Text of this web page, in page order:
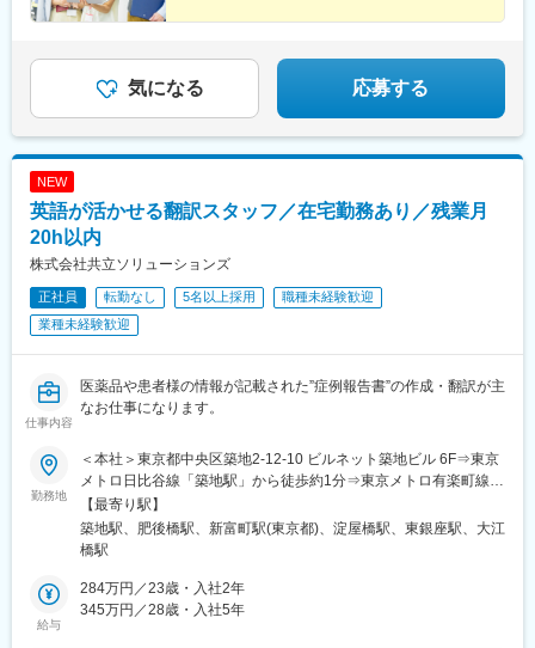
の一環として、本人の希望・適性に応じて他拠点での勤務の可能
気になる 応募する
NEW
英語が活かせる翻訳スタッフ／在宅勤務あり／残業月
20h以内
株式会社共立ソリューションズ
正社員 転勤なし 5名以上採用
職種未経験歓迎
業種未経験歓迎
仕事内容
医薬品や患者様の情報が記載された”症例報告書”の作成・翻訳が主
なお仕事になります。
勤務地
＜本社＞東京都中央区築地2-12-10 ビルネット築地ビル 6F⇒東京
メトロ日比谷線「築地駅」から徒歩約1分⇒東京メトロ有楽町線
「新富町駅」から徒歩4分 ⇒各線「東銀座駅」から徒歩6分⇒都営
地下鉄大江戸線「築地市場駅」から徒歩7分＜大阪＞大阪府大阪市
中央区北浜4-7-28 住友ビルディング 第2号館 7F＜勤務地＞東京
となります。大阪 ⇒「堺筋本町駅」「北浜駅」★転勤はありませ
ん。東京都、大阪府
【最寄り駅】
築地駅、肥後橋駅、新富町駅(東京都)、淀屋橋駅、東銀座駅、大江
橋駅
給与
284万円／23歳・入社2年
345万円／28歳・入社5年